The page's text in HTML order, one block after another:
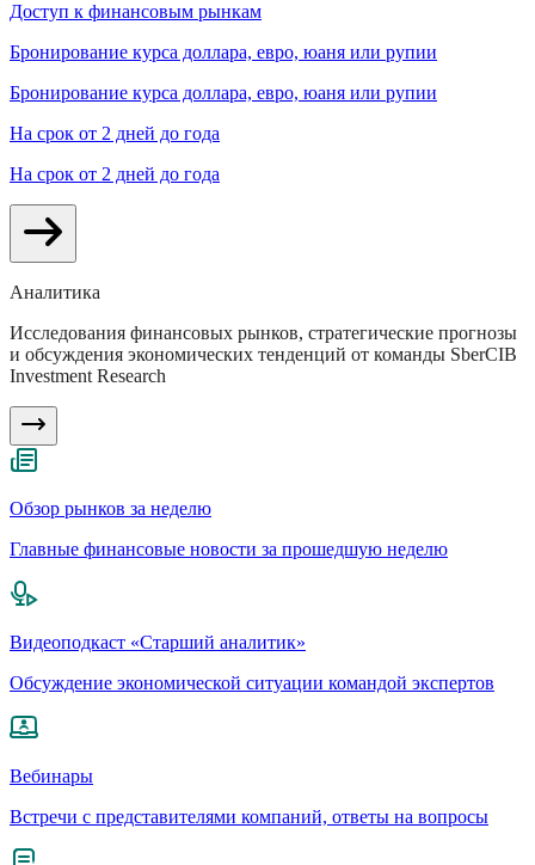
Доступ к финансовым рынкам
Бронирование курса доллара, евро, юаня или рупии
Бронирование курса доллара, евро, юаня или рупии
На срок от 2 дней до года
На срок от 2 дней до года
Аналитика
Исследования финансовых рынков, стратегические прогнозы
и обсуждения экономических тенденций от команды SberCIB
Investment Research
Обзор рынков за неделю
Главные финансовые новости за прошедшую неделю
Видеоподкаст «Старший аналитик»
Обсуждение экономической ситуации командой экспертов
Вебинары
Встречи с представителями компаний, ответы на вопросы